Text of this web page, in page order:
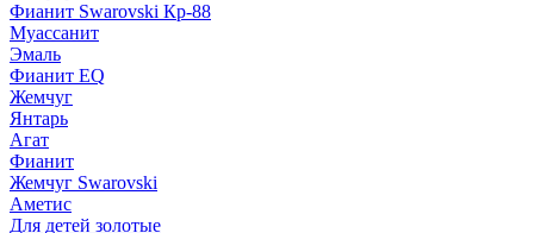
Фианит Swarovski Кр-88
Муассанит
Эмаль
Фианит EQ
Жемчуг
Янтарь
Агат
Фианит
Жемчуг Swarovski
Аметис
Для детей золотые